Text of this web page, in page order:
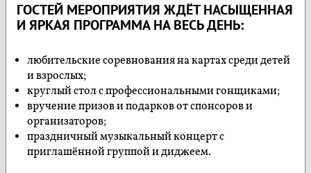
ГОСТЕЙ МЕРОПРИЯТИЯ ЖДЁТ НАСЫЩЕННАЯ
И ЯРКАЯ ПРОГРАММА НА ВЕСЬ ДЕНЬ:
любительские соревнования на картах среди детей
и взрослых;
круглый стол с профессиональными гонщиками;
вручение призов и подарков от спонсоров и
организаторов;
праздничный музыкальный концерт с
приглашённой группой и диджеем.